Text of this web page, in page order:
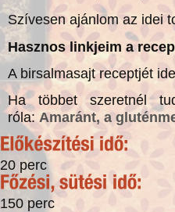
Szívesen ajánlom az idei
Hasznos linkjeim a
A birsalmasajt receptjét
Ha többet szeretnél
róla: Amaránt, a
20 perc
150 perc